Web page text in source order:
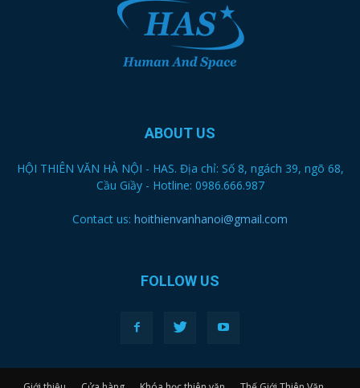
ABOUT US
HỘI THIÊN VĂN HÀ NỘI - HAS. Địa chỉ: Số 8, ngách 39, ngõ 68,
Cầu Giầy - Hotline: 0986.666.987
Contact us: hoithienvanhanoi@gmail.com
FOLLOW US